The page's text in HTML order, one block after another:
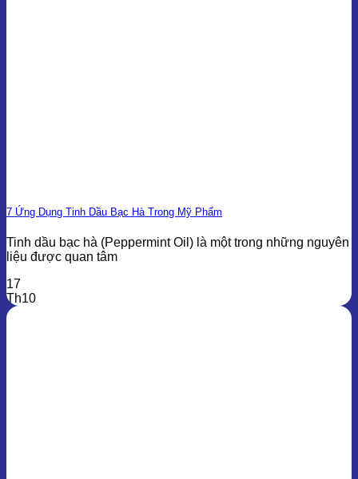
7 Ứng Dụng Tinh Dầu Bạc Hà Trong Mỹ Phẩm
Tinh dầu bạc hà (Peppermint Oil) là một trong những nguyên
liệu được quan tâm
17
Th10